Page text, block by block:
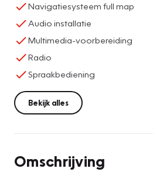
Navigatiesysteem full map
Audio installatie
Multimedia-voorbereiding
Radio
Spraakbediening
Bekijk alles
Omschrijving